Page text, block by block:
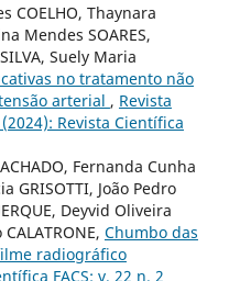
COELHO, Thaynara
Mendes SOARES,
Suely Maria
no tratamento não
arterial , Revista
Revista Científica
Fernanda Cunha
GRISOTTI, João Pedro
Deyvid Oliveira
Chumbo das
radiográfico
FACS: v. 22 n. 2